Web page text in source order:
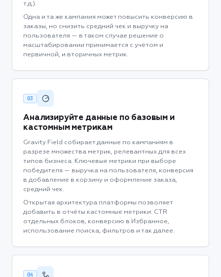
т.д.).
Одна и та же кампания может повысить конверсию в
заказы, но снизить средний чек и выручку на
пользователя — в таком случае решение о
масштабировании принимается с учётом и
первичной, и вторичных метрик.
03
Анализируйте данные по базовым и
кастомным метрикам
Gravity Field собирает данные по кампаниям в
разрезе множества метрик, релевантных для всех
типов бизнеса. Ключевые метрики при выборе
победителя — выручка на пользователя, конверсия
в добавление в корзину и оформление заказа,
средний чек.
Открытая архитектура платформы позволяет
добавить в отчёты кастомные метрики: CTR
отдельных блоков, конверсию в Избранное,
использование поиска, фильтров и так далее.
04